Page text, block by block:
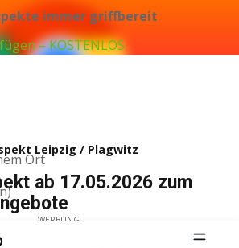
immer griffbereit
– KOSTENLOS
Ort
Leipzig / Plagwitz
ab 17.05.2026 zum
WERBUNG